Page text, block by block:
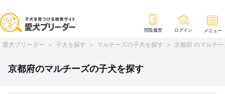
閲覧履歴 ログイン メニュー
愛犬ブリーダー 子犬を探す マルチーズの子犬を探す 京都府 のマルチ
京都府のマルチーズの子犬を探す